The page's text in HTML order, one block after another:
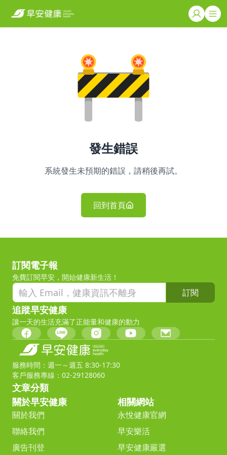
發生錯誤
系統發生未預期的錯誤，請稍後再試。
回到首頁
訂閱電子報
免費訂閱早安，開始健康新生活！
訂閱
追蹤早安健康
讓一天的生活充滿了正能量和健康的動力
服務時間：週一～週五 8:30-17:30
客戶服務專線：02-29128060
文章分類
關於早安健康
關於我們
聯絡我們
廣告刊登
相關網站
永悅健康官網
早安樂活
早安健康嚴選